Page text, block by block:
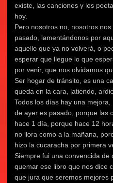
existe, las canciones y los
hoy.
Pero nosotros no, nosotros
pasado, lamentándonos por
aquello que ya no volverá, o
esperar que llegue lo que
por venir, que nos olvidamos
Ser hogar de tránsito, es una
queda en la cara, latiendo,
Todos los días hay una
de ayer es pasado; porque las
hace 1 día, porque hace 12
no llora como a la mañana,
hizo la cucaracha por primera
Siempre fui una convencida
quemar ese libro que nos dice
que jura que seremos mejores